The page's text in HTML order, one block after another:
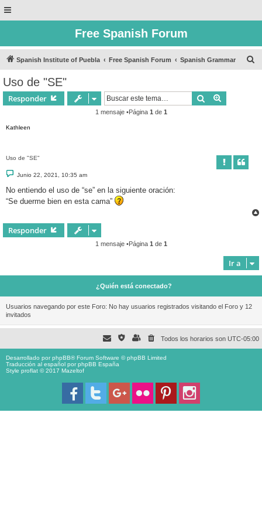
Free Spanish Forum
Spanish Institute of Puebla Free Spanish Forum Spanish Grammar
Uso de "SE"
Responder Buscar
1 mensaje •Página 1 de 1
Kathleen
Uso de "SE"
M
e
s
a
Junio 22, 2021, 10:35 am
No entiendo el uso de “se” en la siguiente oración:
“Se duerme bien en esta cama”
Responder
1 mensaje •Página 1 de 1
Ir a
¿Quién está conectado?
Usuarios navegando por este Foro: No hay usuarios registrados visitando el Foro y 12
invitados
Todos los horarios son UTC-05:00
Desarrollado porphpBB® Forum Software © phpBB Limited
Traducción al español porphpBB España
Style proflat © 2017 Mazeltof